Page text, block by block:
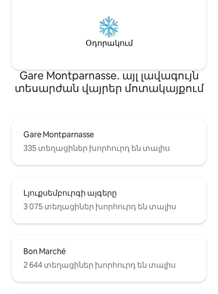
Օդորակում
Gare Montparnasse․ այլ լավագույն
տեսարժան վայրեր մոտակայքում
Gare Montparnasse
335 տեղացիներ խորհուրդ են տալիս
Լյուքսեմբուրգի այգերը
3 075 տեղացիներ խորհուրդ են տալիս
Bon Marché
2 644 տեղացիներ խորհուրդ են տալիս